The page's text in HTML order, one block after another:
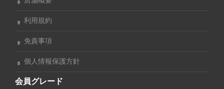
利用規約
免責事項
個人情報保護方針
会員グレード